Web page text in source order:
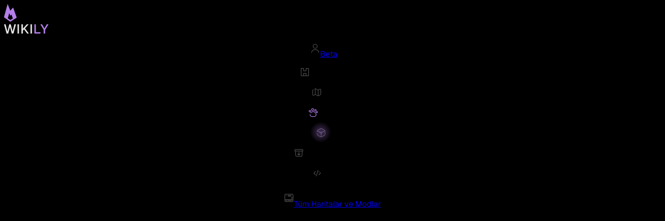
Beta
Tüm Haritalar ve Modlar